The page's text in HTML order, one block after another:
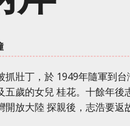
抓壯丁，於 1949年隨軍到
五歲的女兒 桂花。十餘年後
開放大陸 探親後，志浩要返